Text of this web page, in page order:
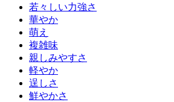
若々しい力強さ
華やか
萌え
複雑味
親しみやすさ
軽やか
逞しさ
鮮やかさ